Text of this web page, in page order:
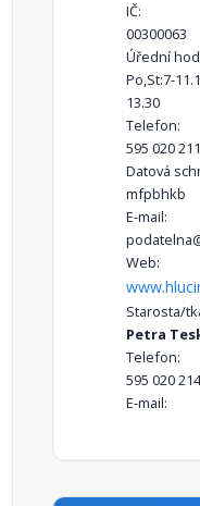
IČ:
00300063
Úřední
Po,St:7-
13.30
Telefon:
595 020 211
Datová
mfpbhkb
E-mail:
Web:
Starosta/
Petra
Telefon:
595 020 214
E-mail: